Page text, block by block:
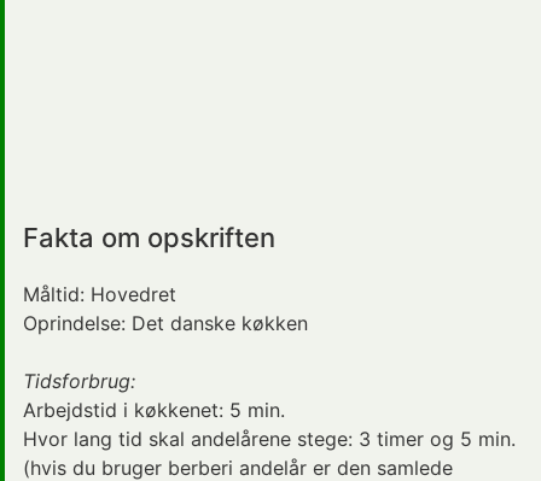
Fakta om opskriften
Måltid: Hovedret
Oprindelse: Det danske køkken
Tidsforbrug:
Arbejdstid i køkkenet: 5 min.
Hvor lang tid skal andelårene stege: 3 timer og 5 min.
(hvis du bruger berberi andelår er den samlede